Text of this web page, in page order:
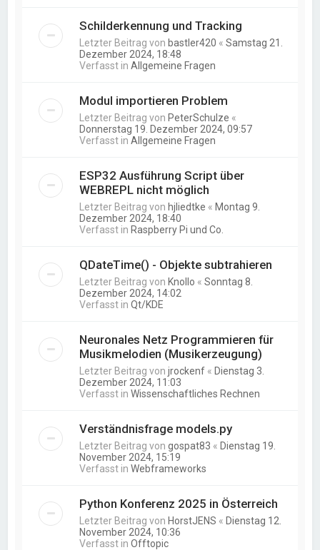
Schilderkennung und Tracking
Letzter Beitrag von bastler420 «Samstag 21.
Dezember 2024, 18:48
Verfasst inAllgemeine Fragen
Modul importieren Problem
Letzter Beitrag von PeterSchulze «
Donnerstag 19. Dezember 2024, 09:57
Verfasst inAllgemeine Fragen
ESP32 Ausführung Script über
WEBREPL nicht möglich
Letzter Beitrag von hjliedtke « Montag 9.
Dezember 2024, 18:40
Verfasst in Raspberry Pi und Co.
QDateTime() - Objekte subtrahieren
Letzter Beitrag von Knollo «Sonntag 8.
Dezember 2024, 14:02
Verfasst inQt/KDE
Neuronales Netz Programmieren für
Musikmelodien (Musikerzeugung)
Letzter Beitrag vonjrockenf « Dienstag 3.
Dezember 2024, 11:03
Verfasst inWissenschaftliches Rechnen
Verständnisfrage models.py
Letzter Beitrag vongospat83 « Dienstag 19.
November 2024, 15:19
Verfasst inWebframeworks
Python Konferenz 2025 in Österreich
Letzter Beitrag von HorstJENS « Dienstag 12.
November 2024, 10:36
Verfasst inOfftopic